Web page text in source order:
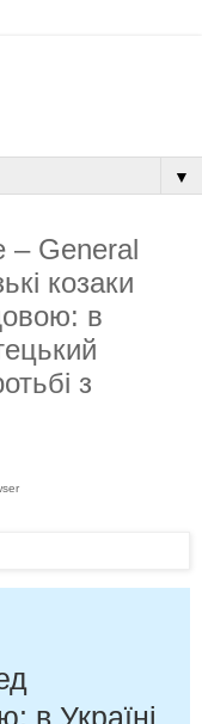
▼
– General
козаки
в
з
в Україні